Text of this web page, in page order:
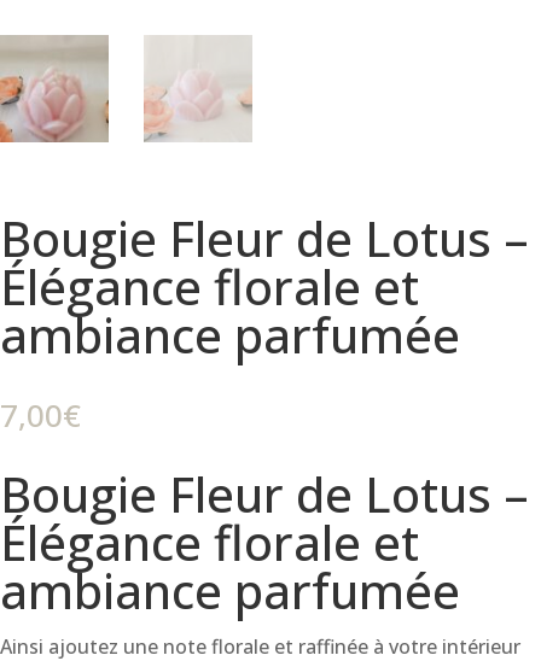
Bougie Fleur de Lotus –
Élégance florale et
ambiance parfumée
7,00€
Bougie Fleur de Lotus –
Élégance florale et
ambiance parfumée
Ainsi ajoutez une note florale et raffinée à votre intérieur